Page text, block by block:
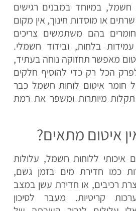
במיוחד במבנים רגישים
או מוסדות חינוך, אין מקום
בהם משתמשים צריכים
בלחות, ובידוד חשמלי.
מאפשר תחזוקה נוחה בעתיד,
הכל רק כדי להוסיף חלקים
חומר איטום לוחות חשמל כבר
מיותרות ומשפר את רמת
איטום מתאים?
איכותי ללוחות חשמל, עלולות
כמו חדירת מים בזמן גשם,
רכיבים, או חדירת עשן במצב
קריטיות. מעבר לסיכון